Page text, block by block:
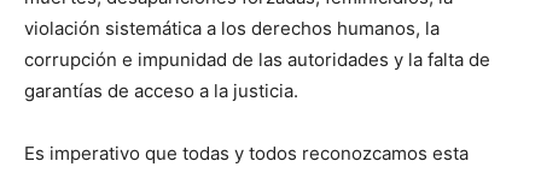
violación sistemática a los derechos humanos, la
corrupción e impunidad de las autoridades y la falta de
garantías de acceso a la justicia.
Es imperativo que todas y todos reconozcamos esta